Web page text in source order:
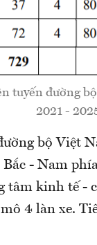
tuyến đường
2021 -
bộ Việt
- Nam
tâm kinh tế -
4 làn xe.